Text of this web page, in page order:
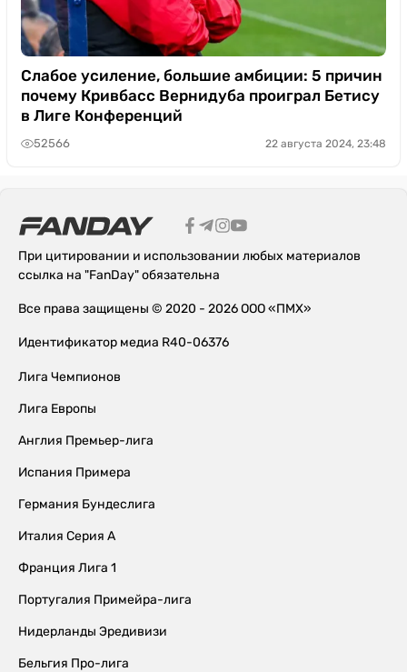
Слабое усиление, большие амбиции: 5 причин
почему Кривбасс Вернидуба проиграл Бетису
в Лиге Конференций
52566 22 августа 2024, 23:48
При цитировании и использовании любых материалов
ссылка на "FanDay" обязательна
Все права защищены © 2020 - 2026 ООО «ПМХ»
Идентификатор медиа R40-06376
Лига Чемпионов
Лига Европы
Англия Премьер-лига
Испания Примера
Германия Бундеслига
Италия Серия А
Франция Лига 1
Португалия Примейра-лига
Нидерланды Эредивизи
Бельгия Про-лига